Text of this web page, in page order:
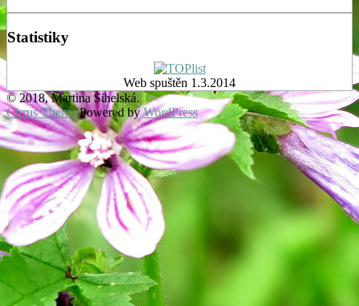
Statistiky
Web spuštěn 1.3.2014
© 2018, Martina Sihelská.
Cirrus ThemePowered byWordPress